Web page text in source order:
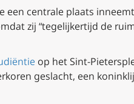
een centrale plaats
zij “tegelijkertijd de
op het Sint-
geslacht, een